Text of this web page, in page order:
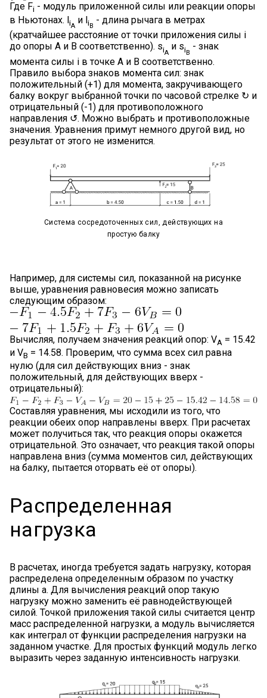
Где Fi - модуль приложенной силы или реакции опоры
в Ньютонах. liA
и liB
- длина рычага в метрах
(кратчайшее расстояние от точки приложения силы i
до опоры A и B соответственно). siA
и siB
- знак
момента силы i в точке A и B соответственно.
Правило выбора знаков момента сил: знак
положительный (+1) для момента, закручивающего
балку вокруг выбранной точки по часовой стрелке ↻ и
отрицательный (-1) для противоположного
направления ↺. Можно выбрать и противоположные
значения. Уравнения примут немного другой вид, но
результат от этого не изменится.
Система сосредоточенных сил, действующих на
простую балку
Например, для системы сил, показанной на рисунке
выше, уравнения равновесия можно записать
следующим образом:
Вычисляя, получаем значения реакций опор: VA = 15.42
и VB = 14.58. Проверим, что сумма всех сил равна
нулю (для сил действующих вниз - знак
положительный, для действующих вверх -
отрицательный):
Составляя уравнения, мы исходили из того, что
реакции обеих опор направлены вверх. При расчетах
может получиться так, что реакция опоры окажется
отрицательной. Это означает, что реакция такой опоры
направлена вниз (сумма моментов сил, действующих
на балку, пытается оторвать её от опоры).
Распределенная
нагрузка
В расчетах, иногда требуется задать нагрузку, которая
распределена определенным образом по участку
длины a. Для вычисления реакций опор такую
нагрузку можно заменить её равнодействующей
силой. Точкой приложения такой силы считается центр
масс распределенной нагрузки, а модуль вычисляется
как интеграл от функции распределения нагрузки на
заданном участке. Для простых функций модуль легко
выразить через заданную интенсивность нагрузки.